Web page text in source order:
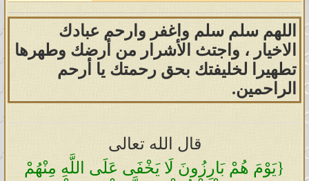
اللهم سلم سلم واغفر وارحم عبادك
الاخيار ، واجتث الأشرار من أرضك وطهرها
تطهيرا لخليفتك بحق رحمتك يا أرحم
الراحمين.
قال الله تعالى
{يَوْمَ هُمْ بَارِزُونَ لَا يَخْفَى عَلَى اللَّهِ مِنْهُمْ